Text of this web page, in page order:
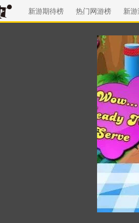
新游期待榜 热门网游榜 新